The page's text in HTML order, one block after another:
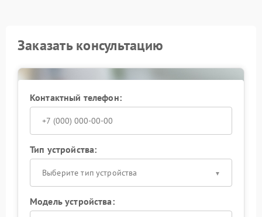
Заказать консультацию
Контактный телефон:
Тип устройства:
Выберите тип устройства
Модель устройства: